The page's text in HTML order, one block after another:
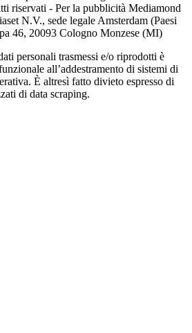
riservati - Per la pubblicità Mediamond
N.V., sede legale Amsterdam (Paesi
46, 20093 Cologno Monzese (MI)
personali trasmessi e/o riprodotti è
all’addestramento di sistemi di
È altresì fatto divieto espresso di
di data scraping.